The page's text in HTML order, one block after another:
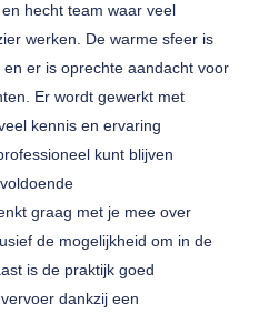
hecht team waar veel
werken. De warme sfeer is
er is oprechte aandacht voor
Er wordt gewerkt met
kennis en ervaring
kunt blijven
graag met je mee over
de mogelijkheid om in de
is de praktijk goed
dankzij een